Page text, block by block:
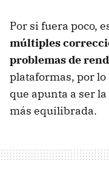
Por si fuera poco,
múltiples
problemas de
plataformas, por
que apunta a ser
más equilibrada.